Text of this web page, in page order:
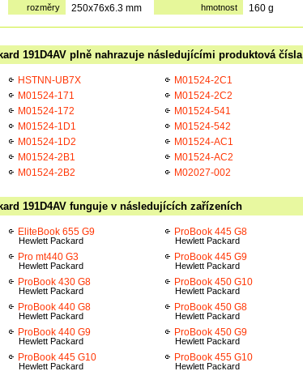
rozměry 250x76x6.3 mm hmotnost 160 g
191D4AV plně nahrazuje následujícími produktová čísla
HSTNN-UB7X
M01524-171
M01524-172
M01524-1D1
M01524-1D2
M01524-2B1
M01524-2B2
M01524-2C1
M01524-2C2
M01524-541
M01524-542
M01524-AC1
M01524-AC2
M02027-002
191D4AV funguje v následujících zařízeních
EliteBook 655 G9
Hewlett Packard
Pro mt440 G3
Hewlett Packard
ProBook 430 G8
Hewlett Packard
ProBook 440 G8
Hewlett Packard
ProBook 440 G9
Hewlett Packard
ProBook 445 G10
Hewlett Packard
ProBook 445 G8
Hewlett Packard
ProBook 445 G9
Hewlett Packard
ProBook 450 G10
Hewlett Packard
ProBook 450 G8
Hewlett Packard
ProBook 450 G9
Hewlett Packard
ProBook 455 G10
Hewlett Packard